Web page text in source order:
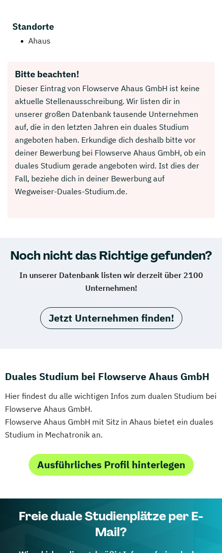
Standorte
Ahaus
Bitte beachten!
Dieser Eintrag von Flowserve Ahaus GmbH ist keine
aktuelle Stellenausschreibung. Wir listen dir in
unserer großen Datenbank tausende Unternehmen
auf, die in den letzten Jahren ein duales Studium
angeboten haben. Erkundige dich deshalb bitte vor
deiner Bewerbung bei Flowserve Ahaus GmbH, ob ein
duales Studium gerade angeboten wird. Ist dies der
Fall, beziehe dich in deiner Bewerbung auf
Wegweiser-Duales-Studium.de.
Noch nicht das Richtige gefunden?
In unserer Datenbank listen wir derzeit über 2100
Unternehmen!
Jetzt Unternehmen finden!
Duales Studium bei Flowserve Ahaus GmbH
Hier findest du alle wichtigen Infos zum dualen Studium bei
Flowserve Ahaus GmbH.
Flowserve Ahaus GmbH mit Sitz in Ahaus bietet ein duales
Studium in Mechatronik an.
Ausführliches Profil hinterlegen
Freie duale Studienplätze per E-
Mail?